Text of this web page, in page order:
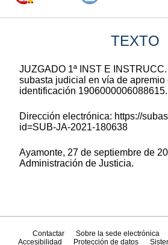
TEXTO
JUZGADO 1ª INST E
subasta judicial en vía de apremio
identificación 1906000006088615.
Dirección electrónica: https://
id=SUB-JA-2021-180638
Ayamonte, 27 de septiembre de
Administración de Justicia.
Contactar Sobre la sede electrónica
Accesibilidad
Protección de datos